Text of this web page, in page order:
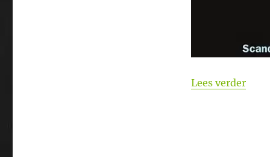
Lees verder